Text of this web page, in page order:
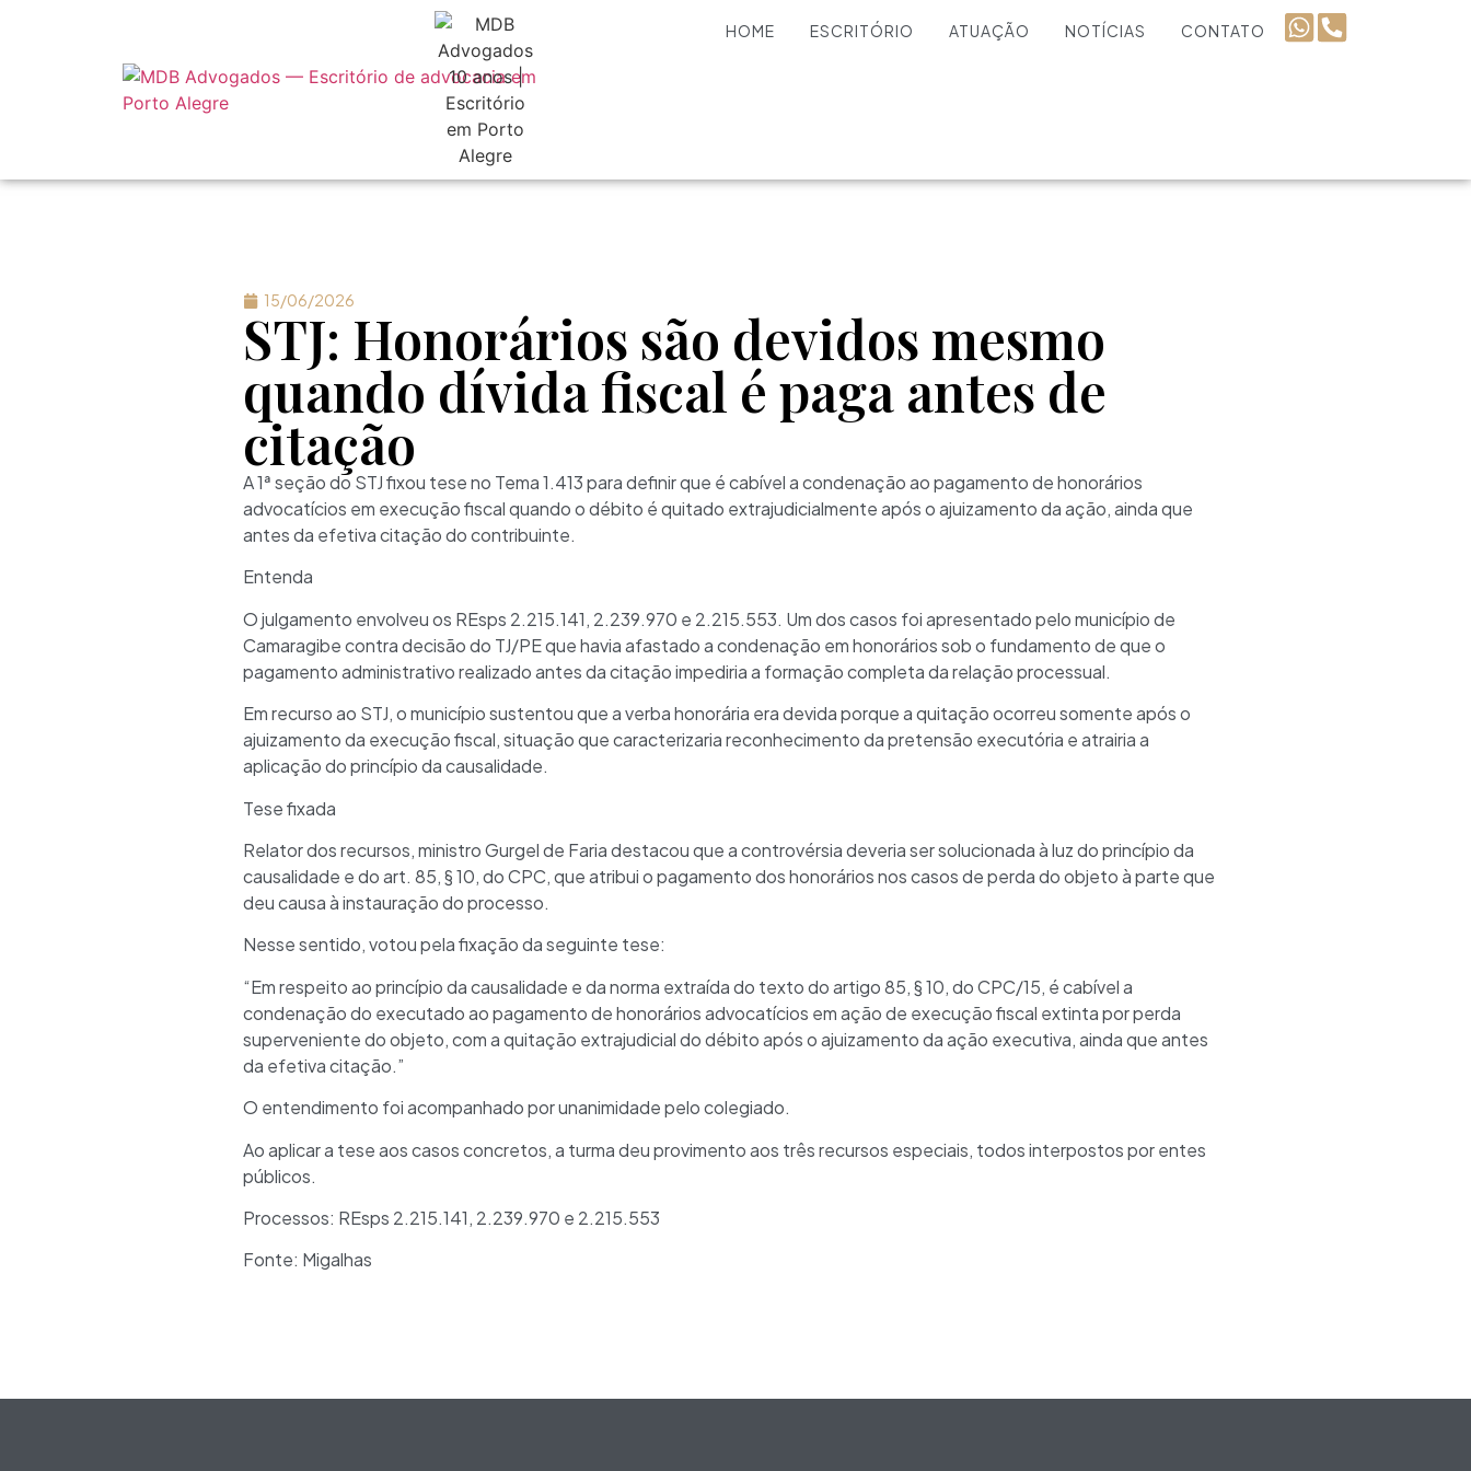
HOME ESCRITÓRIO ATUAÇÃO NOTÍCIAS CONTATO
15/06/2026
STJ: Honorários são devidos mesmo
quando dívida fiscal é paga antes de
citação
A 1ª seção do STJ fixou tese no Tema 1.413 para definir que é cabível a condenação ao pagamento de honorários
advocatícios em execução fiscal quando o débito é quitado extrajudicialmente após o ajuizamento da ação, ainda que
antes da efetiva citação do contribuinte.
Entenda
O julgamento envolveu os REsps 2.215.141, 2.239.970 e 2.215.553. Um dos casos foi apresentado pelo município de
Camaragibe contra decisão do TJ/PE que havia afastado a condenação em honorários sob o fundamento de que o
pagamento administrativo realizado antes da citação impediria a formação completa da relação processual.
Em recurso ao STJ, o município sustentou que a verba honorária era devida porque a quitação ocorreu somente após o
ajuizamento da execução fiscal, situação que caracterizaria reconhecimento da pretensão executória e atrairia a
aplicação do princípio da causalidade.
Tese fixada
Relator dos recursos, ministro Gurgel de Faria destacou que a controvérsia deveria ser solucionada à luz do princípio da
causalidade e do art. 85, § 10, do CPC, que atribui o pagamento dos honorários nos casos de perda do objeto à parte que
deu causa à instauração do processo.
Nesse sentido, votou pela fixação da seguinte tese:
“Em respeito ao princípio da causalidade e da norma extraída do texto do artigo 85, § 10, do CPC/15, é cabível a
condenação do executado ao pagamento de honorários advocatícios em ação de execução fiscal extinta por perda
superveniente do objeto, com a quitação extrajudicial do débito após o ajuizamento da ação executiva, ainda que antes
da efetiva citação.”
O entendimento foi acompanhado por unanimidade pelo colegiado.
Ao aplicar a tese aos casos concretos, a turma deu provimento aos três recursos especiais, todos interpostos por entes
públicos.
Processos: REsps 2.215.141, 2.239.970 e 2.215.553
Fonte: Migalhas